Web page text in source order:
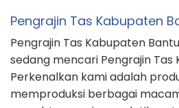
Pengrajin Tas Kabupaten
Pengrajin Tas Kabupaten
sedang mencari Pengrajin Tas
Perkenalkan kami adalah
memproduksi berbagai